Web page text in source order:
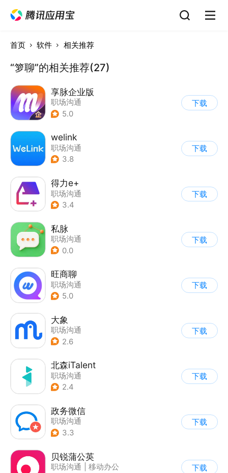
首页 软件 相关推荐
“箩聊”的相关推荐(27)
享脉企业版
职场沟通
5.0
下载
welink
职场沟通
3.8
下载
得力e+
职场沟通
3.4
下载
私脉
职场沟通
0.0
下载
旺商聊
职场沟通
5.0
下载
大象
职场沟通
2.6
下载
北森iTalent
职场沟通
2.4
下载
政务微信
职场沟通
3.3
下载
贝锐蒲公英
职场沟通
移动办公
下载